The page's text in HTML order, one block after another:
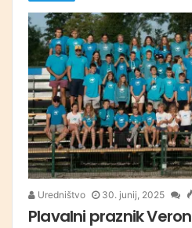
Uredništvo 30. junij, 2025
Plavalni praznik